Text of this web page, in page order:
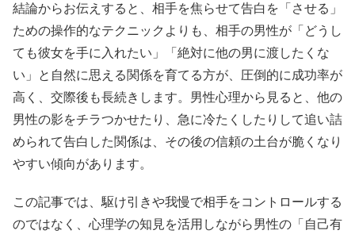
結論からお伝えすると、相手を焦らせて告白を「させる」
ための操作的なテクニックよりも、相手の男性が「どうし
ても彼女を手に入れたい」「絶対に他の男に渡したくな
い」と自然に思える関係を育てる方が、圧倒的に成功率が
高く、交際後も長続きします。男性心理から見ると、他の
男性の影をチラつかせたり、急に冷たくしたりして追い詰
められて告白した関係は、その後の信頼の土台が脆くなり
やすい傾向があります。
この記事では、駆け引きや我慢で相手をコントロールする
のではなく、心理学の知見を活用しながら男性の「自己有